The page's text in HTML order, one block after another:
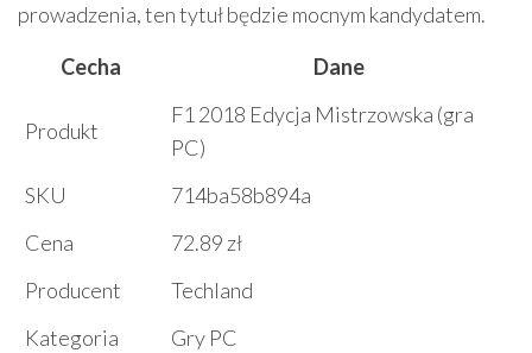
prowadzenia, ten tytuł będzie mocnym kandydatem.
Cecha
Dane
Produkt
F1 2018 Edycja Mistrzowska (gra
PC)
SKU
714ba58b894a
Cena
72.89 zł
Producent
Techland
Kategoria
Gry PC